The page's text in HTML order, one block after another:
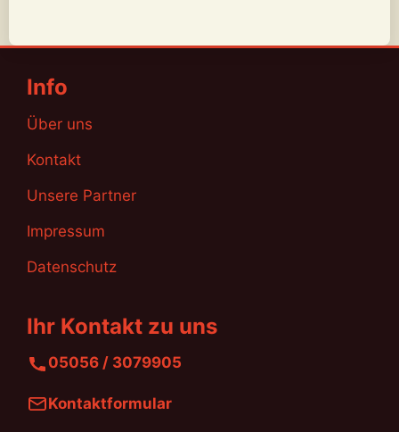
Info
Über uns
Kontakt
Unsere Partner
Impressum
Datenschutz
Ihr Kontakt zu uns
05056 / 3079905
Kontaktformular